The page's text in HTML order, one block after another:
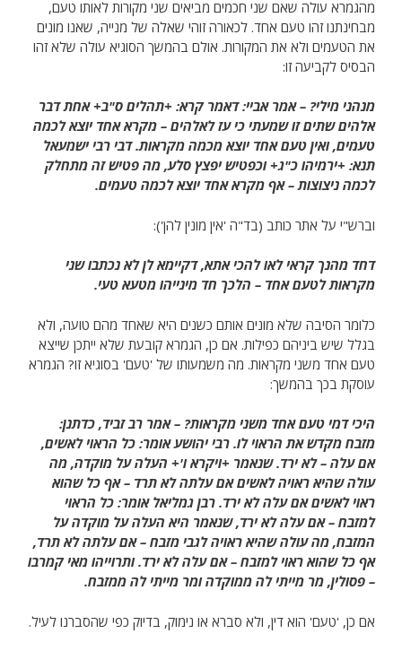
מהגמרא עולה שאם שני חכמים מביאים שני מקורות לאותו טעם,
מבחינתנו זהו טעם אחד. לכאורה זוהי שאלה של מנייה, שאנו מונים
את הטעמים ולא את המקורות. אולם בהמשך הסוגיא עולה שלא זהו
הבסיס לקביעה זו:
מנהני מילי? – אמר אביי: דאמר קרא: +תהלים ס"ב+ אחת דבר
אלהים שתים זו שמעתי כי עז לאלהים – מקרא אחד יוצא לכמה
טעמים, ואין טעם אחד יוצא מכמה מקראות. דבי רבי ישמעאל
תנא: +ירמיהו כ"ג+ וכפטיש יפצץ סלע, מה פטיש זה מתחלק
לכמה ניצוצות – אף מקרא אחד יוצא לכמה טעמים.
וברש"י על אתר כותב (בד"ה 'אין מונין להן'):
דחד מהנך קראי לאו להכי אתא, דקיימא לן לא נכתבו שני
מקראות לטעם אחד – הלכך חד מינייהו מטעא טעי.
כלומר הסיבה שלא מונים אותם כשנים היא שאחד מהם טועה, ולא
בגלל שיש ביניהם כפילות. אם כן, הגמרא קובעת שלא ייתכן שייצא
טעם אחד משני מקראות. מה משמעותו של 'טעם' בסוגיא זו? הגמרא
עוסקת בכך בהמשך:
היכי דמי טעם אחד משני מקראות? – אמר רב זביד, כדתנן:
מזבח מקדש את הראוי לו. רבי יהושע אומר: כל הראוי לאשים,
אם עלה – לא ירד. שנאמר +ויקרא ו'+ העלה על מוקדה, מה
עולה שהיא ראויה לאשים אם עלתה לא תרד – אף כל שהוא
ראוי לאשים אם עלה לא ירד. רבן גמליאל אומר: כל הראוי
למזבח – אם עלה לא ירד, שנאמר היא העלה על מוקדה על
המזבח, מה עולה שהיא ראויה לגבי מזבח – אם עלתה לא תרד,
אף כל שהוא ראוי למזבח – אם עלה לא ירד. ותרוייהו מאי קמרבו
– פסולין, מר מייתי לה ממוקדה ומר מייתי לה ממזבח.
אם כן, 'טעם' הוא דין, ולא סברא או נימוק, בדיוק כפי שהסברנו לעיל.